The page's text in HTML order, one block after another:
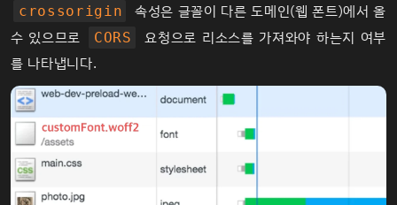
crossorigin
속성은 글꼴이 다른 도메인(웹 폰트)에서 올
수 있으므로
CORS
요청으로 리소스를 가져와야 하는지 여부
를 나타냅니다.